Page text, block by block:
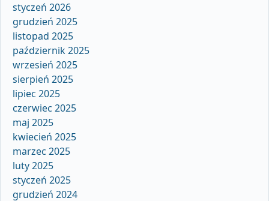
styczeń 2026
grudzień 2025
listopad 2025
październik 2025
wrzesień 2025
sierpień 2025
lipiec 2025
czerwiec 2025
maj 2025
kwiecień 2025
marzec 2025
luty 2025
styczeń 2025
grudzień 2024